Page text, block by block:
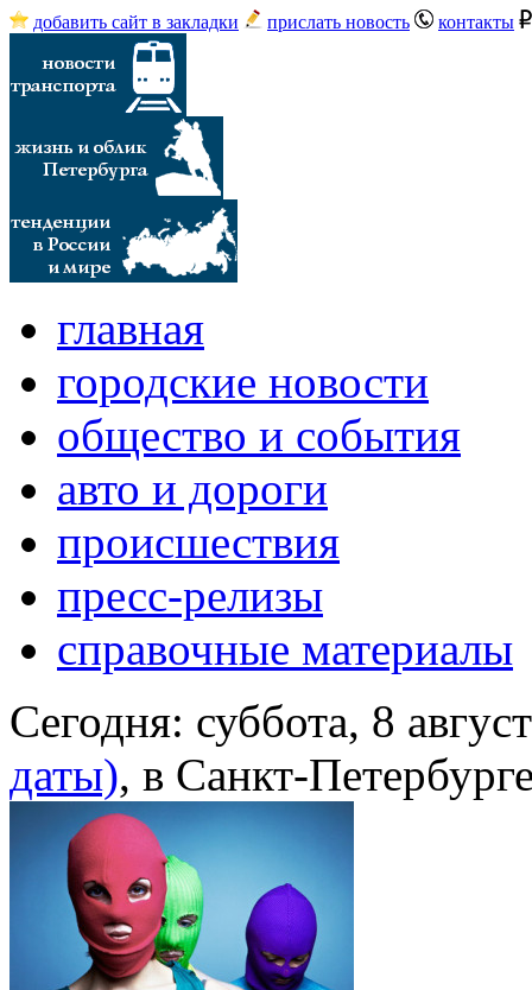
добавить сайт в закладки прислать новость контакты
главная
городские новости
общество и события
авто и дороги
происшествия
пресс-релизы
справочные материалы
Сегодня: суббота, 8
даты), в Санкт-